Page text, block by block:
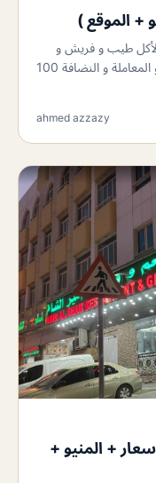
+ الموقع )
طيب و فريش و
نكهة الأكل روعة بصراحة و أسعارو مناسبة و المعاملة و النضافة 100
ahmed azzazy
+ المنيو +